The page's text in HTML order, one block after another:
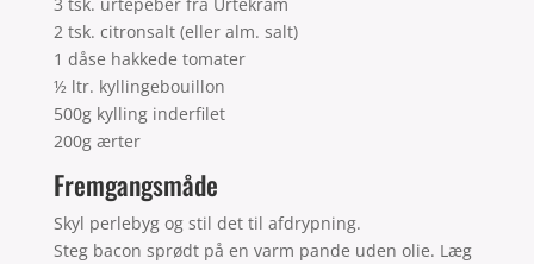
2 tsk. citronsalt (eller alm. salt)
1 dåse hakkede tomater
½ ltr. kyllingebouillon
500g kylling inderfilet
200g ærter
Fremgangsmåde
Skyl perlebyg og stil det til afdrypning.
Steg bacon sprødt på en varm pande uden olie. Læg